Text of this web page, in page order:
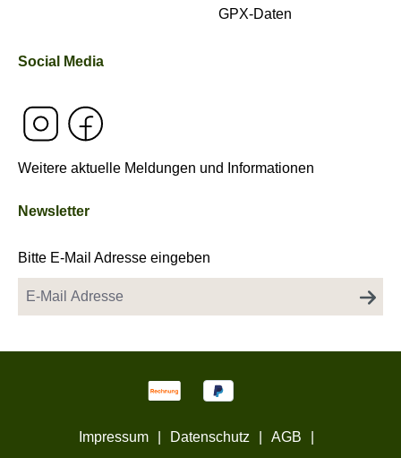
GPX-Daten
Social Media
Weitere aktuelle Meldungen und Informationen
Newsletter
Bitte E-Mail Adresse eingeben
Impressum Datenschutz AGB